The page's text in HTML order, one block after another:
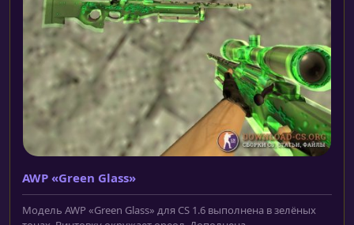
AWP «Green Glass»
Модель AWP «Green Glass» для CS 1.6 выполнена в зелёных